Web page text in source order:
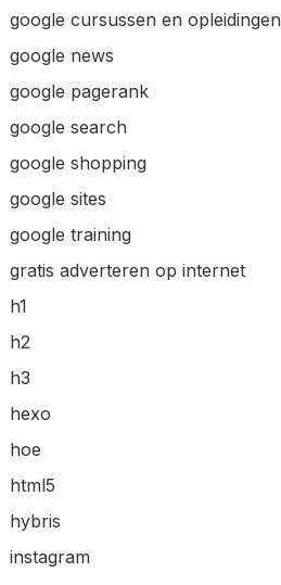
google cursussen en opleidingen
google news
google pagerank
google search
google shopping
google sites
google training
gratis adverteren op internet
h1
h2
h3
hexo
hoe
html5
hybris
instagram